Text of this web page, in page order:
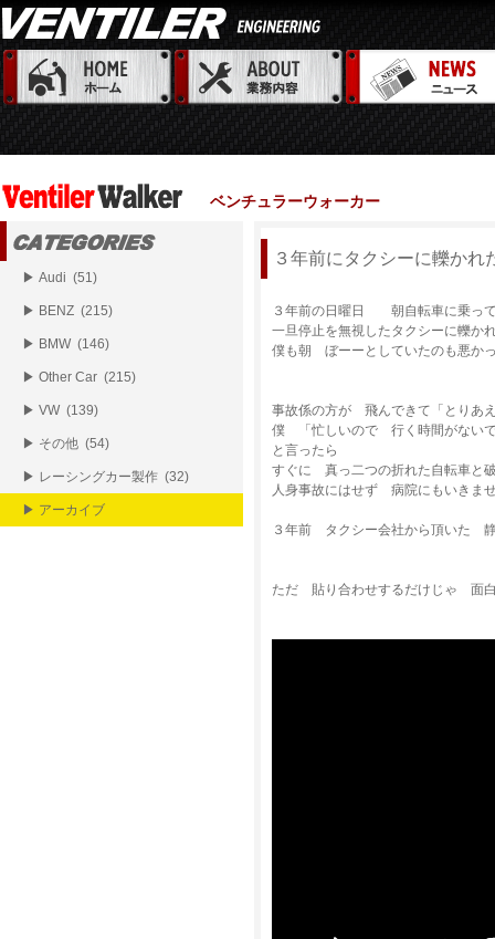
ベンチュラーウォーカー
３年前にタクシーに轢か
３年前の日曜日 朝自転車に乗っ
一旦停止を無視したタクシーに轢か
僕も朝 ぼーーとしていたのも悪か
事故係の方が 飛んできて「とりあ
僕 「忙しいので 行く時間がない
と言ったら
すぐに 真っ二つの折れた自転車と
人身事故にはせず 病院にもいきま
３年前 タクシー会社から頂いた
ただ 貼り合わせするだけじゃ 面白
▶ Audi (51)
▶ BENZ (215)
▶ BMW (146)
▶ Other Car (215)
▶ VW (139)
▶ その他 (54)
▶ レーシングカー製作 (32)
▶ アーカイブ